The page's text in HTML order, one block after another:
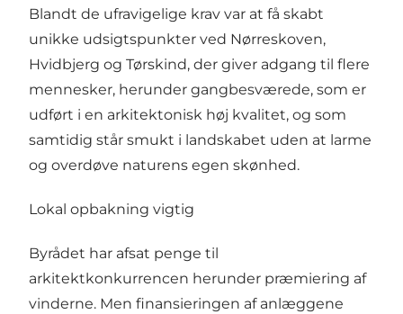
Blandt de ufravigelige krav var at få skabt
unikke udsigtspunkter ved Nørreskoven,
Hvidbjerg og Tørskind, der giver adgang til flere
mennesker, herunder gangbesværede, som er
udført i en arkitektonisk høj kvalitet, og som
samtidig står smukt i landskabet uden at larme
og overdøve naturens egen skønhed.
Lokal opbakning vigtig
Byrådet har afsat penge til
arkitektkonkurrencen herunder præmiering af
vinderne. Men finansieringen af anlæggene